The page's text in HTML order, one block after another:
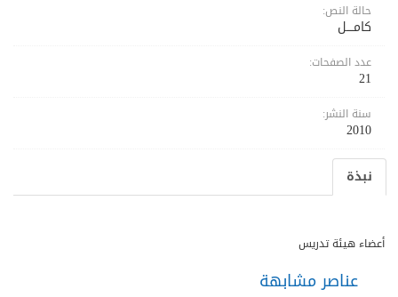
حالة النص:
كامــــل
عدد الصفحات:
21
سنة النشر:
2010
نبذة
أعضاء هيئة تدريس
عناصر مشابهة